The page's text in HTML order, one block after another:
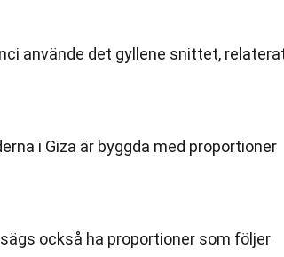
använde det gyllene snittet,
i Giza är byggda med proportioner
också ha proportioner som följer